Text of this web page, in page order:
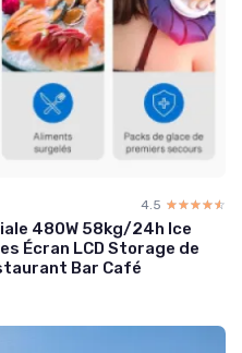
4.5 ☆☆☆☆☆
★★★★★
480W 58kg/24h Ice
Écran LCD Storage de
Bar Café